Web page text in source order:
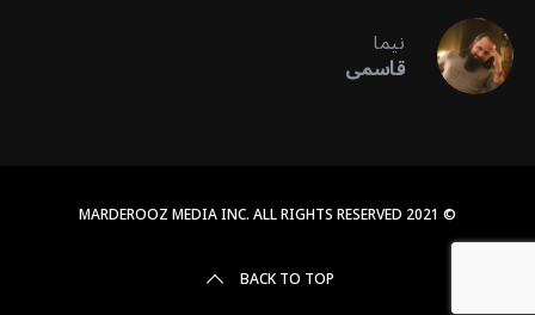
نیما
قاسمی
© 2021 MARDEROOZ MEDIA INC. ALL RIGHTS RESERVED
BACK TO TOP